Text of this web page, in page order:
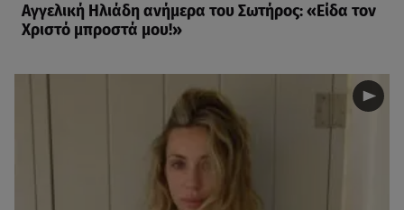
Αγγελική Ηλιάδη ανήμερα του Σωτήρος: «Είδα τον
Χριστό μπροστά μου!»